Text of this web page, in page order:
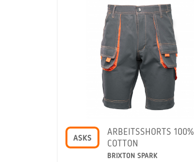
ASKS
ARBEITSSHORTS 100%
COTTON
BRIXTON SPARK